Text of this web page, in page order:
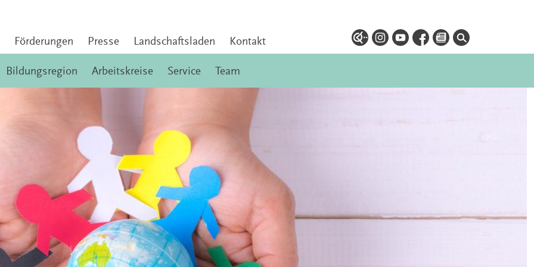
Förderungen Presse Landschaftsladen Kontakt
Bildungsregion Arbeitskreise Service Team